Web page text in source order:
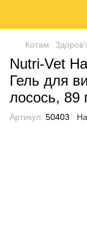
Котам
Nutri-Vet
Гель для
лосось, 89
Артикул: 50403